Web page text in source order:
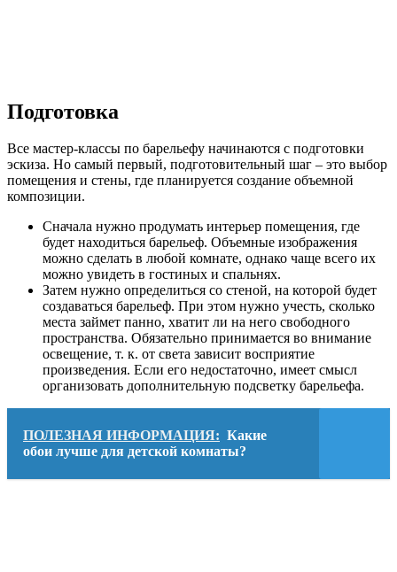
Подготовка
Все мастер-классы по барельефу начинаются с подготовки
эскиза. Но самый первый, подготовительный шаг – это выбор
помещения и стены, где планируется создание объемной
композиции.
Сначала нужно продумать интерьер помещения, где
будет находиться барельеф. Объемные изображения
можно сделать в любой комнате, однако чаще всего их
можно увидеть в гостиных и спальнях.
Затем нужно определиться со стеной, на которой будет
создаваться барельеф. При этом нужно учесть, сколько
места займет панно, хватит ли на него свободного
пространства. Обязательно принимается во внимание
освещение, т. к. от света зависит восприятие
произведения. Если его недостаточно, имеет смысл
организовать дополнительную подсветку барельефа.
ПОЛЕЗНАЯ ИНФОРМАЦИЯ: Какие
обои лучше для детской комнаты?